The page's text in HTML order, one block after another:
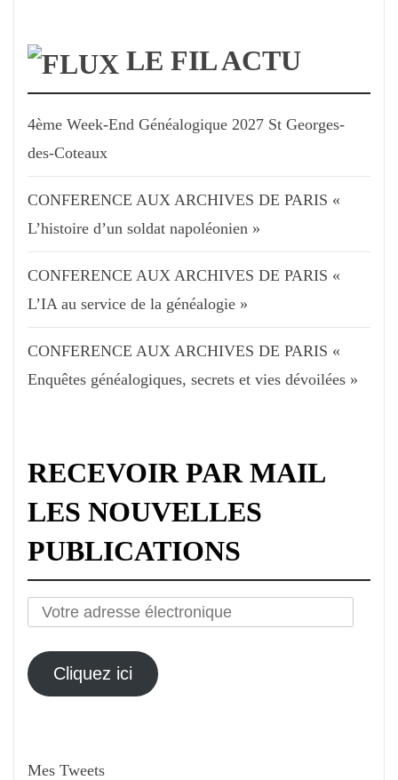
LE FIL ACTU
4ème Week-End Généalogique 2027 St Georges-
des-Coteaux
CONFERENCE AUX ARCHIVES DE PARIS «
L’histoire d’un soldat napoléonien »
CONFERENCE AUX ARCHIVES DE PARIS «
L’IA au service de la généalogie »
CONFERENCE AUX ARCHIVES DE PARIS «
Enquêtes généalogiques, secrets et vies dévoilées »
RECEVOIR PAR MAIL
LES NOUVELLES
PUBLICATIONS
Votre
électronique
Cliquez ici
Mes Tweets